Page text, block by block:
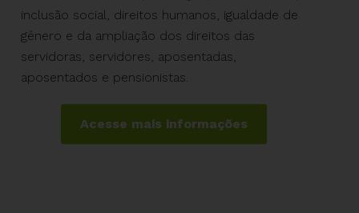
inclusão social, direitos humanos, igualdade de
gênero e da ampliação dos direitos das
servidoras, servidores, aposentadas,
aposentados e pensionistas.
Acesse mais informações